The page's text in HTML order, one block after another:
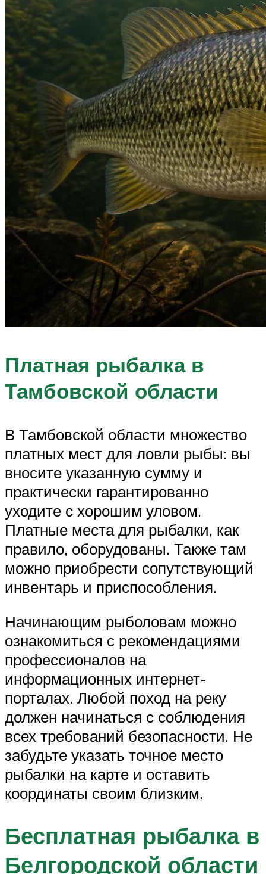
Платная рыбалка в
Тамбовской области
В Тамбовской области множество
платных мест для ловли рыбы: вы
вносите указанную сумму и
практически гарантированно
уходите с хорошим уловом.
Платные места для рыбалки, как
правило, оборудованы. Также там
можно приобрести сопутствующий
инвентарь и приспособления.
Начинающим рыболовам можно
ознакомиться с рекомендациями
профессионалов на
информационных интернет-
порталах. Любой поход на реку
должен начинаться с соблюдения
всех требований безопасности. Не
забудьте указать точное место
рыбалки на карте и оставить
координаты своим близким.
Бесплатная рыбалка в
Белгородской области